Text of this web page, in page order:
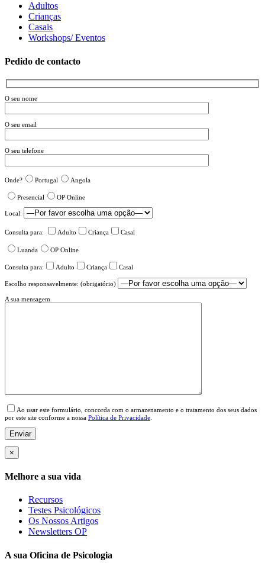
Adultos
Crianças
Casais
Workshops/ Eventos
Pedido de contacto
O seu nome
O seu email
O seu telefone
Onde? Portugal Angola
Presencial OP Online
Local:
Consulta para: Adulto Criança Casal
Luanda OP Online
Consulta para: Adulto Criança Casal
Escolho responsavelmente: (obrigatório)
A sua mensagem
Ao usar este formulário, concorda com o armazenamento e o tratamento dos seus dados
por este site conforme a nossa Política de Privacidade
×
Melhore a sua vida
Recursos
Testes Psicológicos
Os Nossos Artigos
Newsletters OP
A sua Oficina de Psicologia